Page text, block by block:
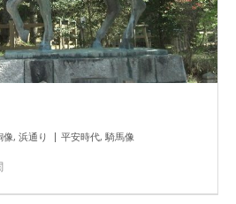
像, 浜通り 平安時代, 騎馬像